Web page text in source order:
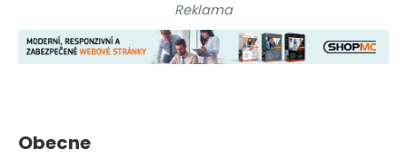
Reklama
Obecne